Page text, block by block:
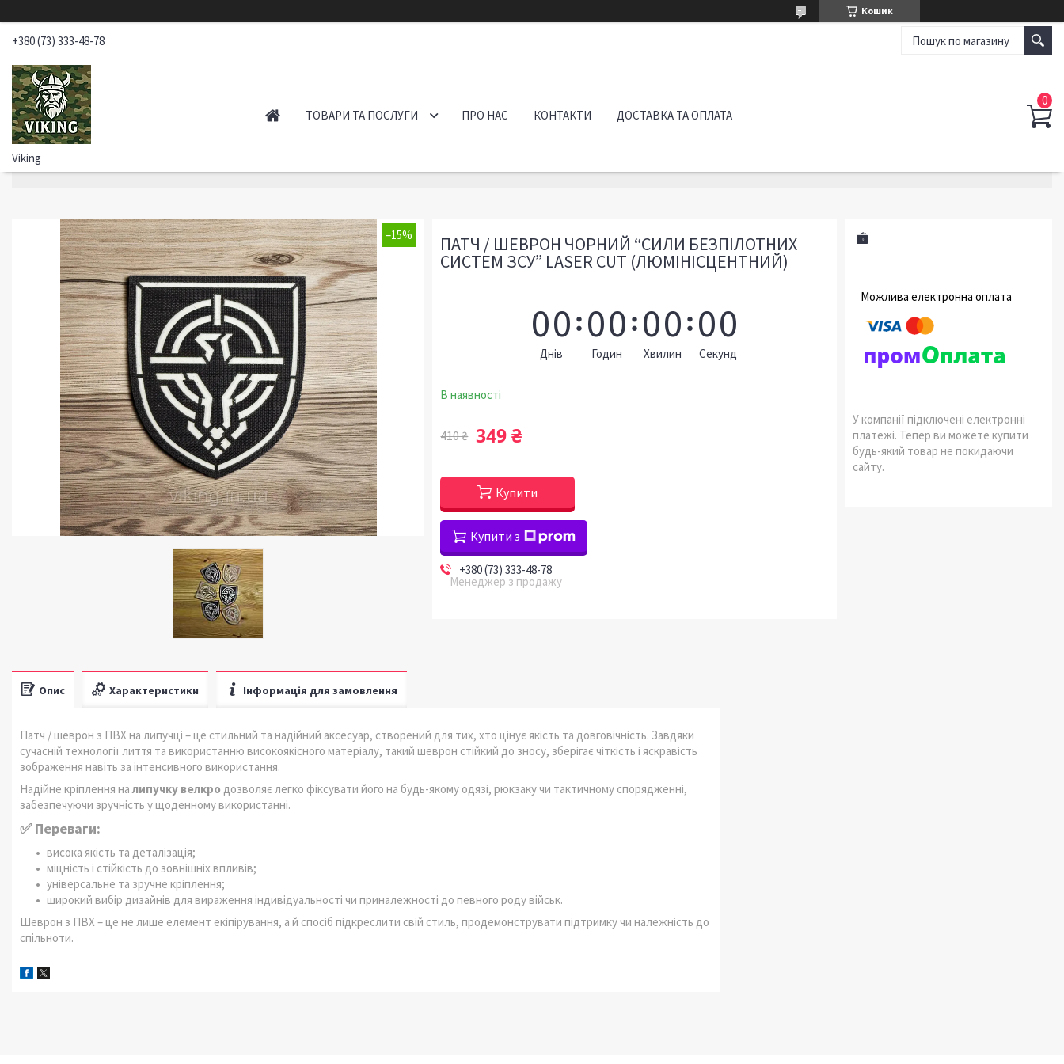
Кошик
+380 (73) 333-48-78
Viking
ТОВАРИ ТА ПОСЛУГИ ПРО НАС КОНТАКТИ ДОСТАВКА ТА ОПЛАТА
–15% ПАТЧ / ШЕВРОН ЧОРНИЙ “СИЛИ БЕЗПІЛОТНИХ
СИСТЕМ ЗСУ” LASER CUT (ЛЮМІНІСЦЕНТНИЙ)
00
Днів
00
Годин
00
Хвилин
00
Секунд
В наявності
410 ₴ 349 ₴
Купити
Купити з
+380 (73) 333-48-78
Менеджер з продажу
У компанії підключені електронні
платежі. Тепер ви можете купити
будь-який товар не покидаючи
сайту.
Опис Характеристики Інформація для замовлення
Патч / шеврон з ПВХ на липучці – це стильний та надійний аксесуар, створений для тих, хто цінує якість та довговічність. Завдяки
сучасній технології лиття та використанню високоякісного матеріалу, такий шеврон стійкий до зносу, зберігає чіткість і яскравість
зображення навіть за інтенсивного використання.
Надійне кріплення налипучку велкро дозволяє легко фіксувати його на будь-якому одязі, рюкзаку чи тактичному спорядженні,
забезпечуючи зручність у щоденному використанні.
✅ Переваги:
висока якість та деталізація;
міцність і стійкість до зовнішніх впливів;
універсальне та зручне кріплення;
широкий вибір дизайнів для вираження індивідуальності чи приналежності до певного роду військ.
Шеврон з ПВХ – це не лише елемент екіпірування, а й спосіб підкреслити свій стиль, продемонструвати підтримку чи належність до
спільноти.